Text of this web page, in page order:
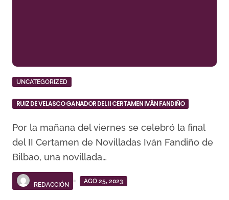
UNCATEGORIZED
RUIZ DE VELASCO GANADOR DEL II CERTAMEN IVÁN FANDIÑO
Por la mañana del viernes se celebró la final
del II Certamen de Novilladas Iván Fandiño de
Bilbao, una novillada…
REDACCIÓN
AGO 25, 2023